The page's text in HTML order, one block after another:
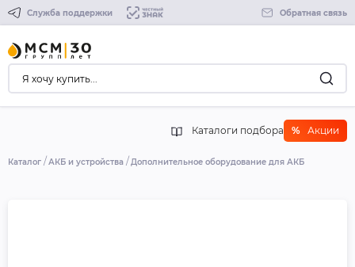
Служба поддержки Обратная связь
Каталоги подбора % Акции
Каталог АКБ и устройства Дополнительное оборудование для АКБ